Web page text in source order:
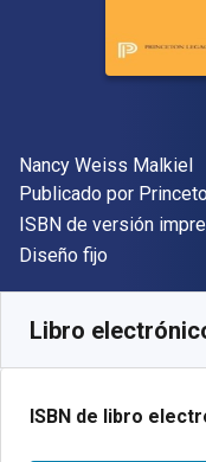
Autor(es)
Nancy Weiss Malkiel
Editor
Publicado por
ISBN de versión
Formato
Diseño fijo
Libro
ISBN de libro